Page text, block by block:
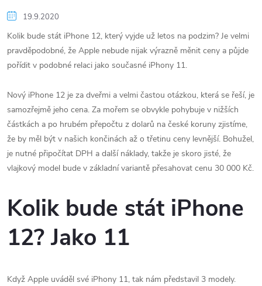
19.9.2020
Kolik bude stát iPhone 12, který vyjde už letos na podzim? Je velmi
pravděpodobné, že Apple nebude nijak výrazně měnit ceny a půjde
pořídit v podobné relaci jako současné iPhony 11.
Nový iPhone 12 je za dveřmi a velmi častou otázkou, která se řeší, je
samozřejmě jeho cena. Za mořem se obvykle pohybuje v nižších
částkách a po hrubém přepočtu z dolarů na české koruny zjistíme,
že by měl být v našich končinách až o třetinu ceny levnější. Bohužel,
je nutné připočítat DPH a další náklady, takže je skoro jisté, že
vlajkový model bude v základní variantě přesahovat cenu 30 000 Kč.
Kolik bude stát iPhone
12? Jako 11
Když Apple uváděl své iPhony 11, tak nám představil 3 modely.